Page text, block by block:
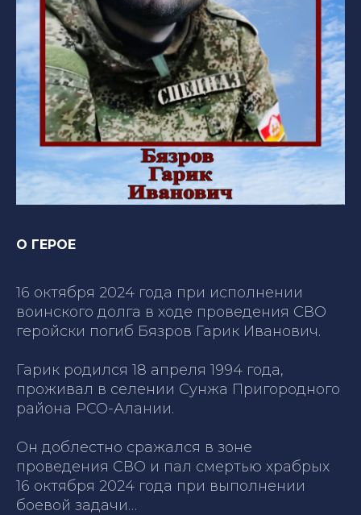
О ГЕРОЕ
16 октября 2024 года при исполнении
воинского долга в ходе проведения СВО
геройски погиб Бязров Гарик Иванович.
Гарик родился 18 апреля 1994 года,
проживал в селении Сунжа Пригородного
района РСО-Алании.
Он доблестно сражался в зоне
проведения СВО и пал смертью храбрых
16 октября 2024 года при выполнении
боевой задачи…